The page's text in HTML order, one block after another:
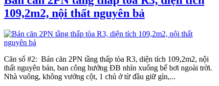
109,2m2, nội thất nguyên bả
Căn số #2: Bán căn 2PN tầng thấp tòa R3, diện tích 109,2m2, nội
thất nguyên bản, ban công hướng ĐB nhìn xuống bể bơi ngoài trời.
Nhà vuông, không vướng cột, 1 chủ ở từ đầu giữ gìn,...